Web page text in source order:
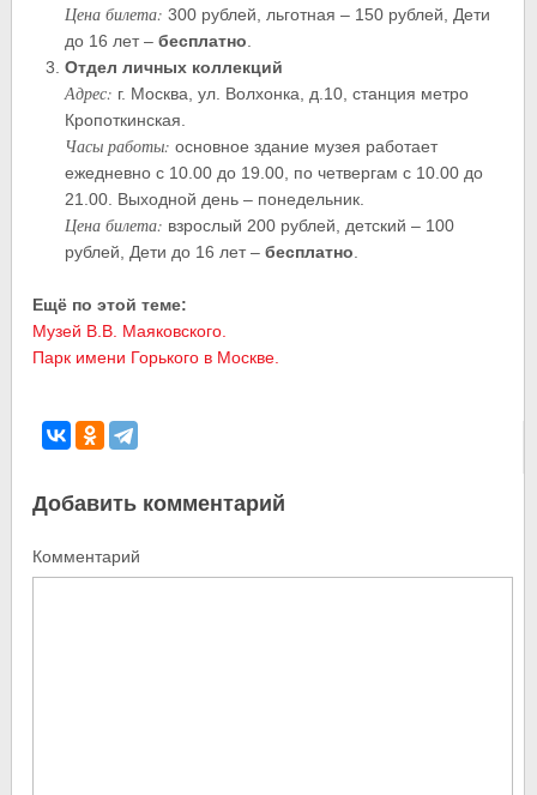
Цена билета: 300 рублей, льготная – 150 рублей, Дети
до 16 лет – бесплатно
Отдел личных коллекций
Адрес: г. Москва, ул. Волхонка, д.10, станция метро
Кропоткинская.
Часы работы: основное здание музея работает
ежедневно с 10.00 до 19.00, по четвергам с 10.00 до
21.00. Выходной день – понедельник.
Цена билета: взрослый 200 рублей, детский – 100
рублей, Дети до 16 лет – бесплатно
Ещё по этой теме:
Музей В.В. Маяковского.
Парк имени Горького в Москве.
Добавить комментарий
Комментарий